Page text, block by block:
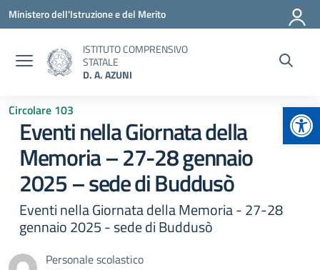
Vai ai contenuti
Vai al menu di navigazione
Vai al footer
Ministero dell'Istruzione e del Merito
ISTITUTO COMPRENSIVO
STATALE
D. A. AZUNI
Circolare 103
Eventi nella Giornata della
Memoria – 27-28 gennaio
2025 – sede di Buddusò
Eventi nella Giornata della Memoria - 27-28
gennaio 2025 - sede di Buddusò
Personale scolastico